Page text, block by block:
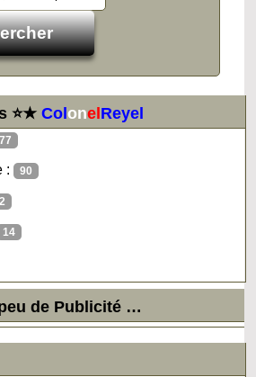
⭐★ColonelReyel
: 90
14
de Publicité …